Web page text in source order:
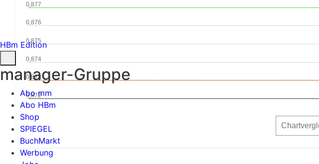
0,872
0,874
0,876
0,873
0,875
0,877
HBm Edition
manager-Gruppe
Abo mm
Abo HBm
Shop
SPIEGEL
BuchMarkt
Werbung